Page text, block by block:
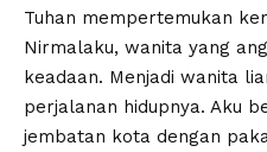
Tuhan mempertemukan
Nirmalaku, wanita yang
keadaan. Menjadi wanita
perjalanan hidupnya. Aku
jembatan kota dengan